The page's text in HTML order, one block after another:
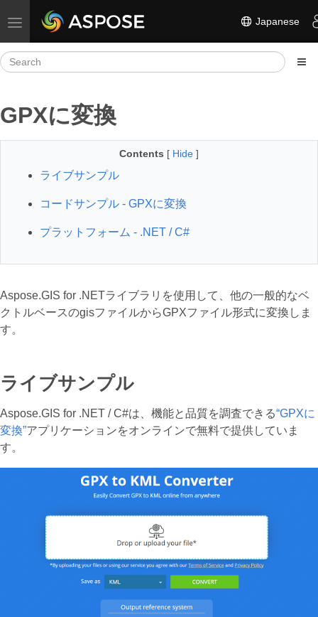
Toggle navigation Japanese
GPXに変換
Contents [ Hide ]
ライブサンプル
コードサンプル - GPXに変換
プラットフォーム - .NET / C#
Aspose.GIS for .NETライブラリを使用して、他の一般的なベ
クトルベースのgisファイルからGPXファイル形式に変換しま
す。
ライブサンプル
Aspose.GIS for .NET / C#は、機能と品質を調査できる“GPXに
変換”アプリケーションをオンラインで無料で提供していま
す。